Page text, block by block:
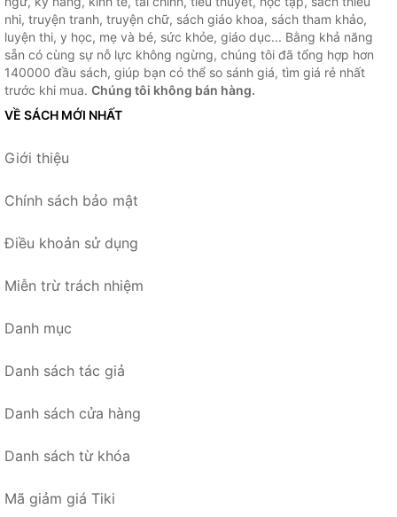
nhi, truyện tranh, truyện chữ, sách giáo khoa, sách tham khảo,
luyện thi, y học, mẹ và bé, sức khỏe, giáo dục... Bằng khả năng
sẵn có cùng sự nỗ lực không ngừng, chúng tôi đã tổng hợp hơn
140000 đầu sách, giúp bạn có thể so sánh giá, tìm giá rẻ nhất
trước khi mua. Chúng tôi không bán hàng.
VỀ SÁCH MỚI NHẤT
Giới thiệu
Chính sách bảo mật
Điều khoản sử dụng
Miễn trừ trách nhiệm
Danh mục
Danh sách tác giả
Danh sách cửa hàng
Danh sách từ khóa
Mã giảm giá Tiki